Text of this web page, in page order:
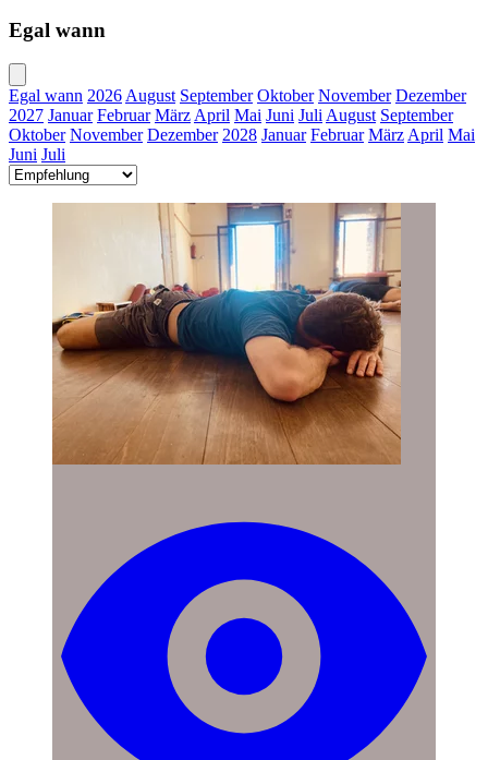
Egal wann
Egal wann 2026 August September Oktober November Dezember
2027 Januar Februar März April Mai Juni Juli August September
Oktober November Dezember 2028 Januar Februar März April Mai
Juni Juli